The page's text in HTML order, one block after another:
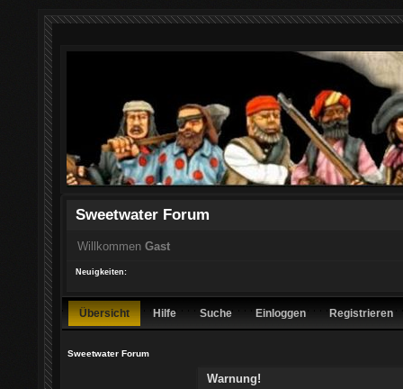
Sweetwater Forum
Willkommen Gast
Neuigkeiten:
Übersicht Hilfe Suche Einloggen Registrieren
Sweetwater Forum
Warnung!